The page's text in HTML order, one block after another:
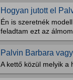
Hogyan jutott el
Én is szeretnék
feladtam ezt az
Palvin Barbara
A kettő közül melyik a